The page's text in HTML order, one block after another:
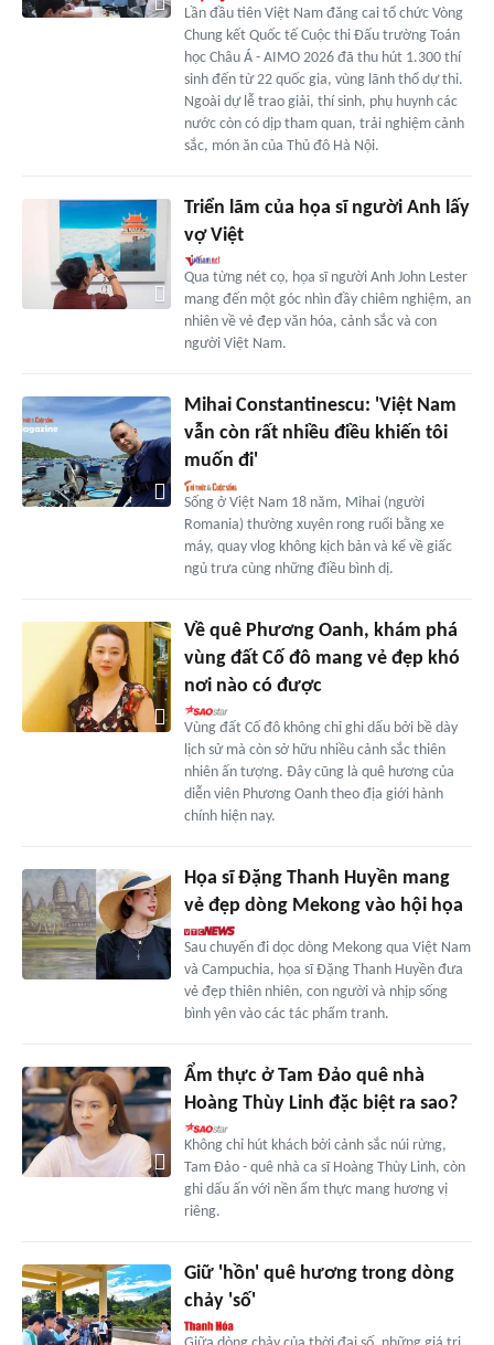
Lần đầu tiên Việt Nam đăng cai tổ chức Vòng
Chung kết Quốc tế Cuộc thi Đấu trường Toán
học Châu Á - AIMO 2026 đã thu hút 1.300 thí
sinh đến từ 22 quốc gia, vùng lãnh thổ dự thi.
Ngoài dự lễ trao giải, thí sinh, phụ huynh các
nước còn có dịp tham quan, trải nghiệm cảnh
sắc, món ăn của Thủ đô Hà Nội.
Triển lãm của họa sĩ người Anh lấy
vợ Việt
Qua từng nét cọ, họa sĩ người Anh John Lester
mang đến một góc nhìn đầy chiêm nghiệm, an
nhiên về vẻ đẹp văn hóa, cảnh sắc và con
người Việt Nam.
Mihai Constantinescu: 'Việt Nam
vẫn còn rất nhiều điều khiến tôi
muốn đi'
Sống ở Việt Nam 18 năm, Mihai (người
Romania) thường xuyên rong ruổi bằng xe
máy, quay vlog không kịch bản và kể về giấc
ngủ trưa cùng những điều bình dị.
Về quê Phương Oanh, khám phá
vùng đất Cố đô mang vẻ đẹp khó
nơi nào có được
Vùng đất Cố đô không chỉ ghi dấu bởi bề dày
lịch sử mà còn sở hữu nhiều cảnh sắc thiên
nhiên ấn tượng. Đây cũng là quê hương của
diễn viên Phương Oanh theo địa giới hành
chính hiện nay.
Họa sĩ Đặng Thanh Huyền mang
vẻ đẹp dòng Mekong vào hội họa
Sau chuyến đi dọc dòng Mekong qua Việt Nam
và Campuchia, họa sĩ Đặng Thanh Huyền đưa
vẻ đẹp thiên nhiên, con người và nhịp sống
bình yên vào các tác phẩm tranh.
Ẩm thực ở Tam Đảo quê nhà
Hoàng Thùy Linh đặc biệt ra sao?
Không chỉ hút khách bởi cảnh sắc núi rừng,
Tam Đảo - quê nhà ca sĩ Hoàng Thùy Linh, còn
ghi dấu ấn với nền ẩm thực mang hương vị
riêng.
Giữ 'hồn' quê hương trong dòng
chảy 'số'